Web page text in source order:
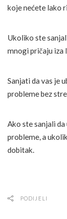
koje nećete lako
Ukoliko ste
mnogi pričaju iza
Sanjati da vas je
probleme bez
Ako ste sanjali
probleme, a
dobitak.
PODIJELI